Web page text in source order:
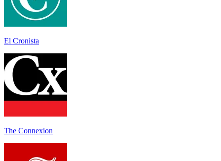
El Cronista
The Connexion